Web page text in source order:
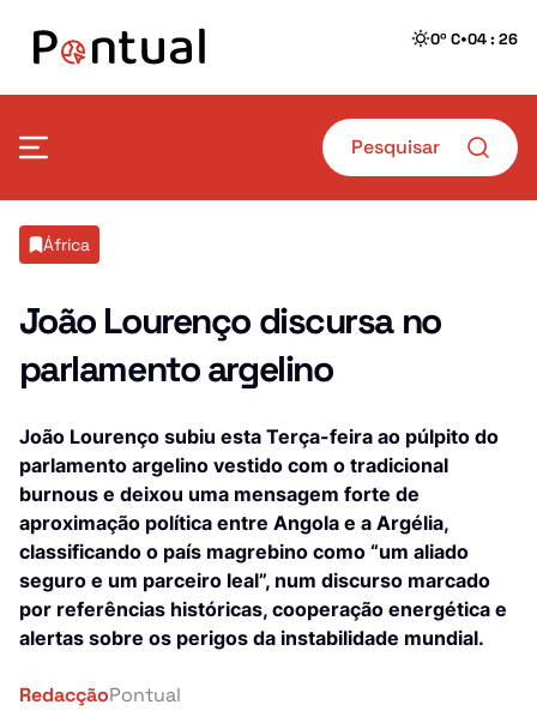
0º C•04 : 26
Mais Pontual
Transportes
Educação
Investigação
Tragédia
Sociedade
Desporto
Saúde
África
Mundo
País
África
João Lourenço discursa no
parlamento argelino
João Lourenço subiu esta Terça-feira ao púlpito do
parlamento argelino vestido com o tradicional
burnous e deixou uma mensagem forte de
aproximação política entre Angola e a Argélia,
classificando o país magrebino como “um aliado
seguro e um parceiro leal”, num discurso marcado
por referências históricas, cooperação energética e
alertas sobre os perigos da instabilidade mundial.
RedacçãoPontual